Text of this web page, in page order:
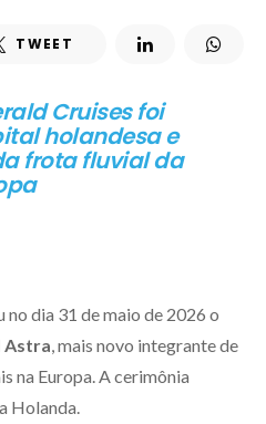
TWEET
Cruises foi
holandesa e
frota fluvial da
no dia 31 de maio de 2026 o
Astra , mais novo integrante de
na Europa. A cerimônia
Holanda.